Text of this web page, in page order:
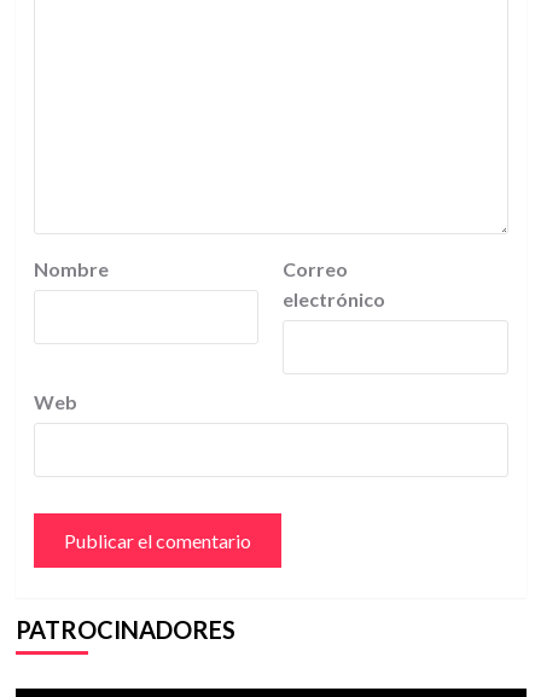
Nombre
Correo
electrónico
Web
PATROCINADORES